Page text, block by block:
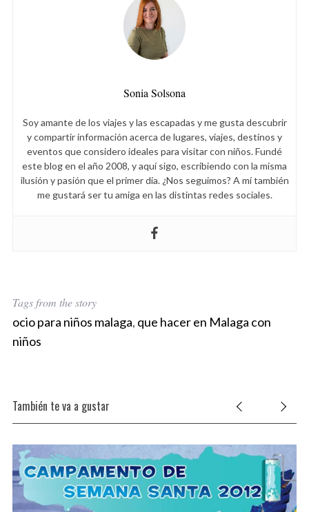
Sonia Solsona
Soy amante de los viajes y las escapadas y me gusta descubrir
y compartir información acerca de lugares, viajes, destinos y
eventos que considero ideales para visitar con niños. Fundé
este blog en el año 2008, y aquí sigo, escribiendo con la misma
ilusión y pasión que el primer día. ¿Nos seguimos? A mí también
me gustará ser tu amiga en las distintas redes sociales.
Tags from the story
ocio para niños malaga, que hacer en Malaga con
niños
También te va a gustar
: